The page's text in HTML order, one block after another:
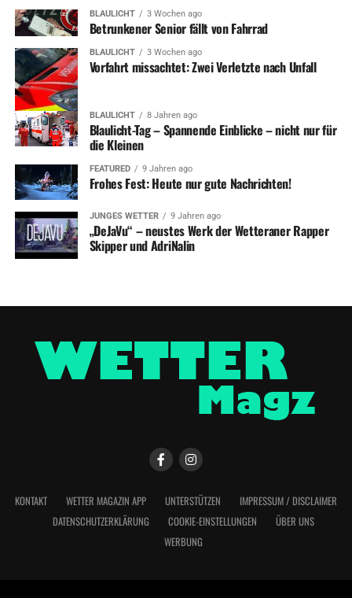
BLAULICHT 3 Wochen ago
Betrunkener Senior fällt von Fahrrad
BLAULICHT 3 Wochen ago
Vorfahrt missachtet: Zwei Verletzte nach Unfall
BLAULICHT 8 Jahren ago
Blaulicht-Tag – Spannende Einblicke – nicht nur für
die Kleinen
FEATURED 9 Jahren ago
Frohes Fest: Heute nur gute Nachrichten!
JUNGES WETTER 9 Jahren ago
„DeJaVu“ – neustes Werk der Wetteraner Rapper
Skipper und AdriNalin
KONTAKT WETTER MAGAZIN APP UNTERSTÜTZEN
IMPRESSUM / DISCLAIMER
DATENSCHUTZERKLÄRUNG
COOKIE-EINSTELLUNGEN
ÜBER UNS
WERBUNG